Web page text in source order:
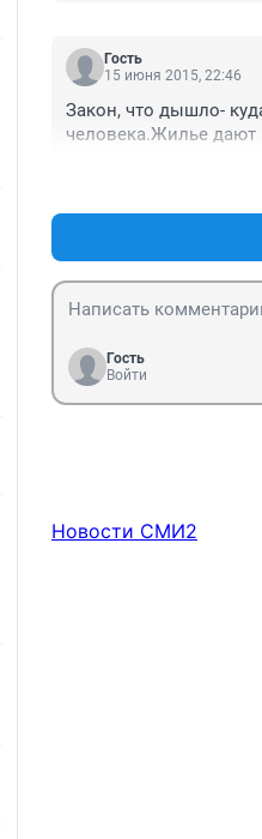
Гость
15 июня 2015, 22:46
Закон, что дышло-
человека.Жилье дают
Гость
Войти
Новости СМИ2